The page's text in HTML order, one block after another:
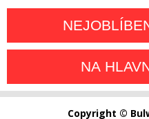
NA
Copyright ©